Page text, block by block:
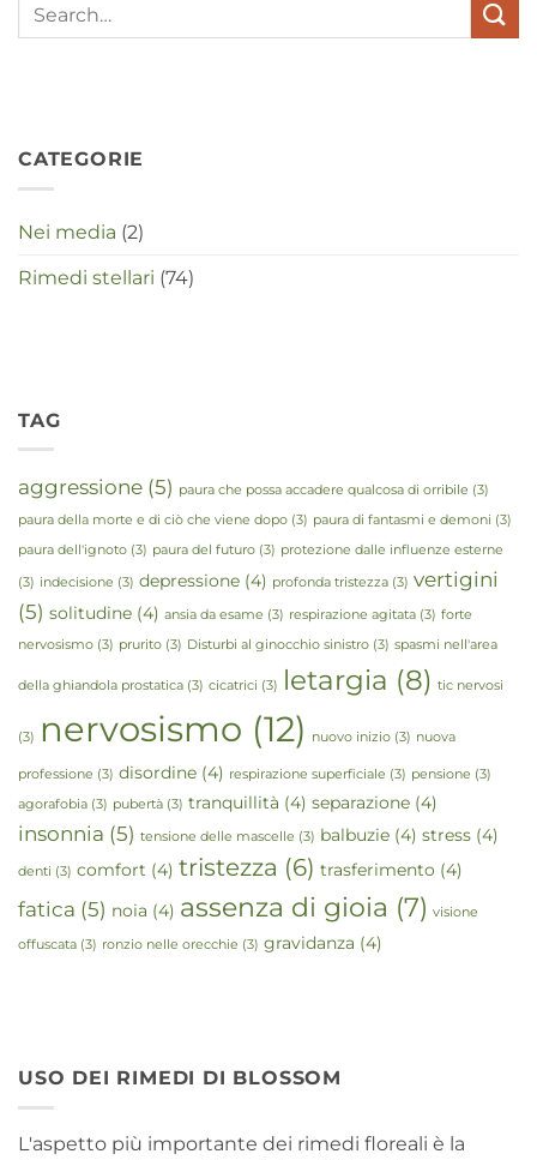
in
CATEGORIE
Nei media (2)
Rimedi stellari (74)
TAG
aggressione (5) paura che possa accadere qualcosa di orribile (3)
paura della morte e di ciò che viene dopo (3) paura di fantasmi e demoni (3)
paura dell'ignoto (3) paura del futuro (3) protezione dalle influenze esterne
(3) indecisione (3) depressione (4) profonda tristezza (3) vertigini
(5) solitudine (4) ansia da esame (3) respirazione agitata (3) forte
nervosismo (3) prurito (3) Disturbi al ginocchio sinistro (3) spasmi nell'area
della ghiandola prostatica (3) cicatrici (3) letargia (8) tic nervosi
(3) nervosismo (12) nuovo inizio (3) nuova
professione (3) disordine (4) respirazione superficiale (3) pensione (3)
agorafobia (3) pubertà (3) tranquillità (4) separazione (4)
insonnia (5) tensione delle mascelle (3) balbuzie (4) stress (4)
denti (3) comfort (4) tristezza (6) trasferimento (4)
fatica (5) noia (4) assenza di gioia (7) visione
offuscata (3) ronzio nelle orecchie (3) gravidanza (4)
USO DEI RIMEDI DI BLOSSOM
L'aspetto più importante dei rimedi floreali è la